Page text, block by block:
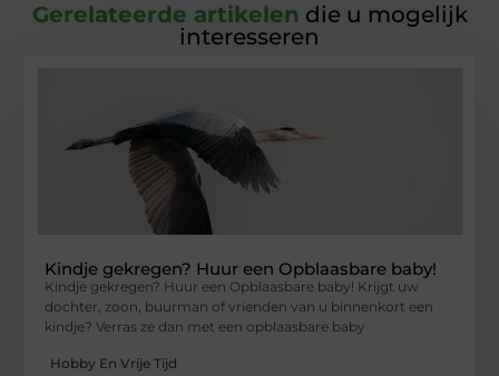
Gerelateerde artikelen die u mogelijk
interesseren
Kindje gekregen? Huur een Opblaasbare baby!
Kindje gekregen? Huur een Opblaasbare baby! Krijgt uw
dochter, zoon, buurman of vrienden van u binnenkort een
kindje? Verras ze dan met een opblaasbare baby
Hobby En Vrije Tijd